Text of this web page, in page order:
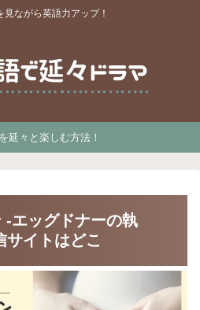
見ながら英語力アップ！
延々と楽しむ方法！
-エッグドナーの執
サイトはどこ